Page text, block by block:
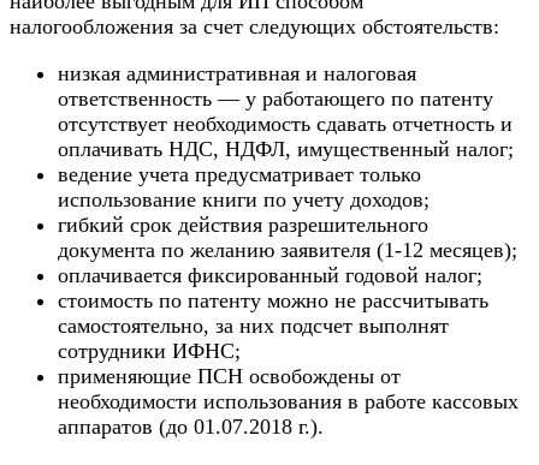
налогообложения за счет следующих обстоятельств:
низкая административная и налоговая
ответственность — у работающего по патенту
отсутствует необходимость сдавать отчетность и
оплачивать НДС, НДФЛ, имущественный налог;
ведение учета предусматривает только
использование книги по учету доходов;
гибкий срок действия разрешительного
документа по желанию заявителя (1-12 месяцев);
оплачивается фиксированный годовой налог;
стоимость по патенту можно не рассчитывать
самостоятельно, за них подсчет выполнят
сотрудники ИФНС;
применяющие ПСН освобождены от
необходимости использования в работе кассовых
аппаратов (до 01.07.2018 г.).